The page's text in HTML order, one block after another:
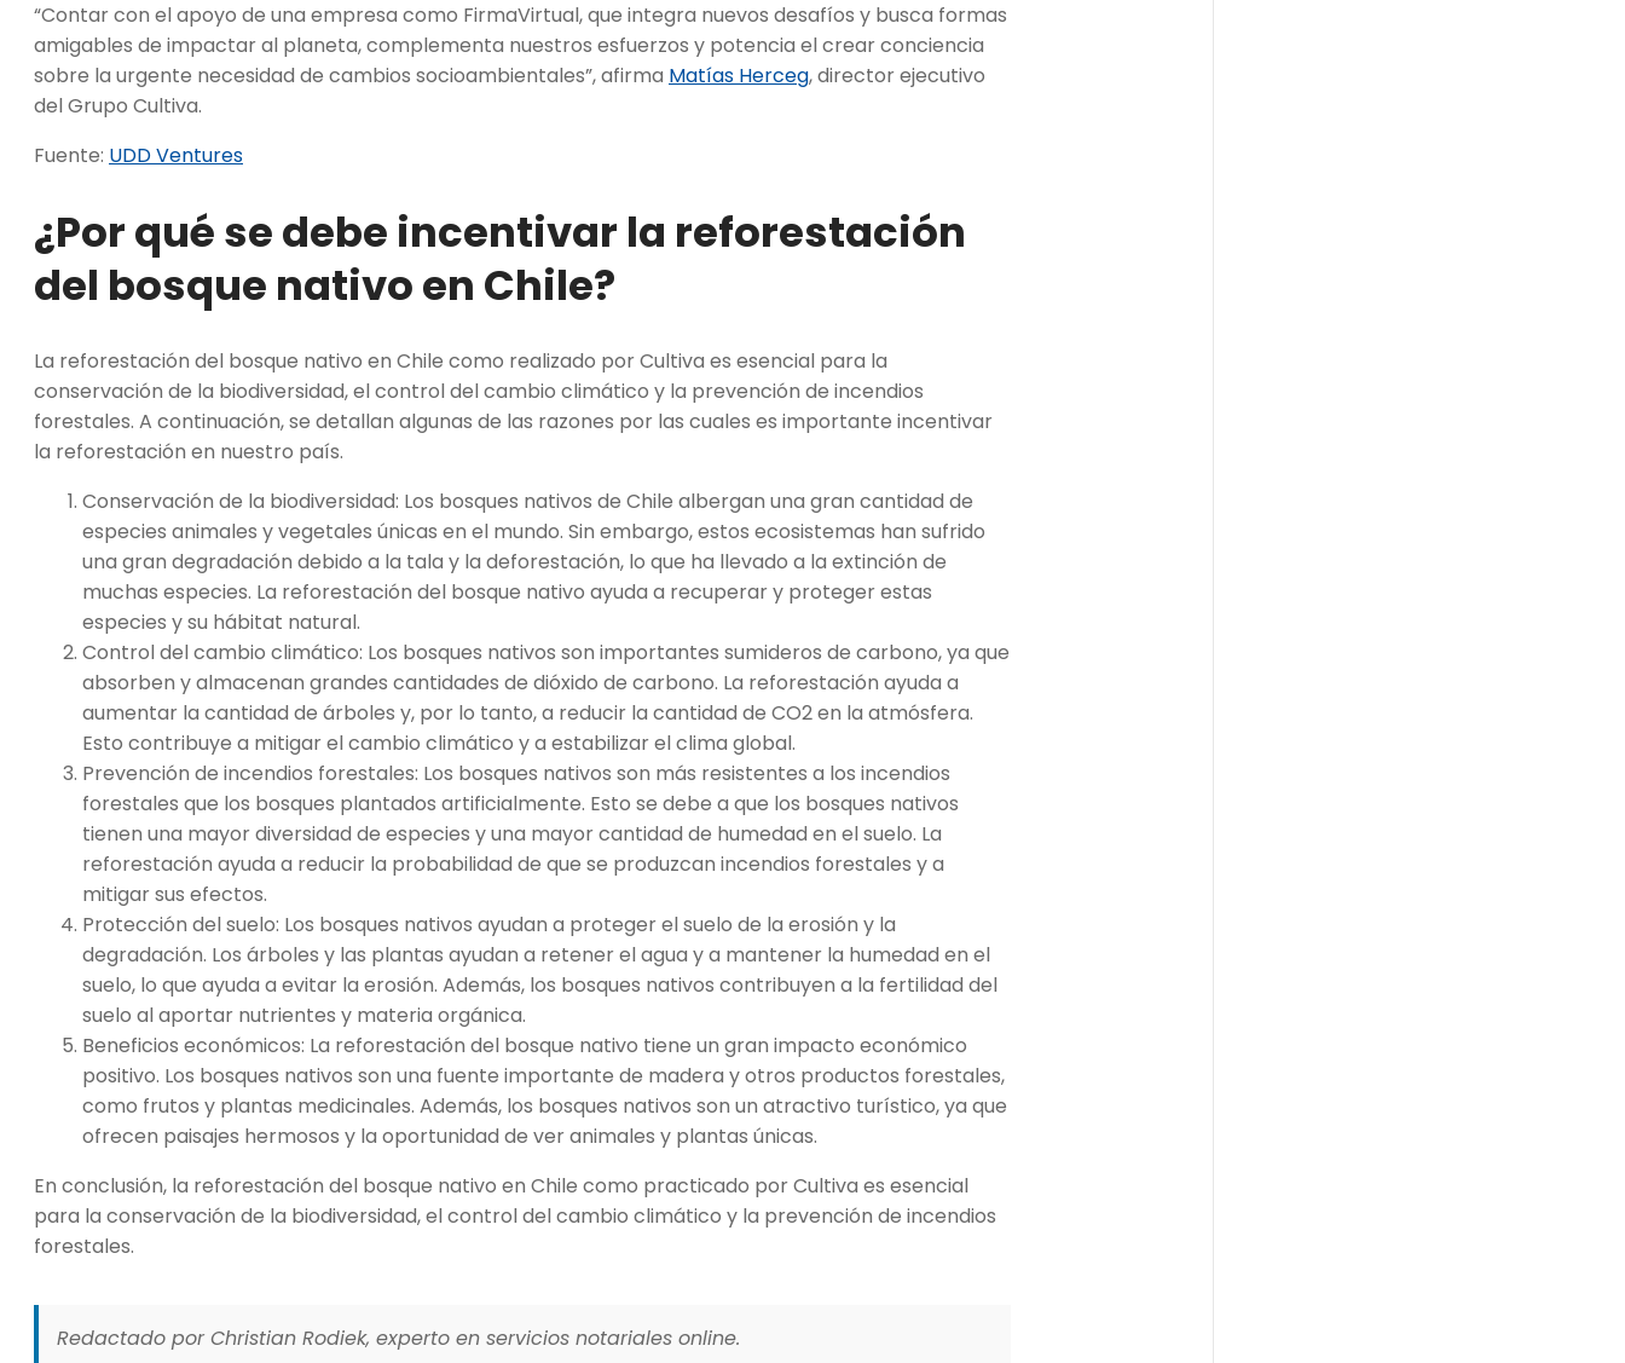
“Contar con el apoyo de una empresa como FirmaVirtual, que integra nuevos desafíos y busca formas
amigables de impactar al planeta, complementa nuestros esfuerzos y potencia el crear conciencia
sobre la urgente necesidad de cambios socioambientales”, afirma Matías Herceg, director ejecutivo
del Grupo Cultiva.
Fuente: UDD Ventures
¿Por qué se debe incentivar la reforestación
del bosque nativo en Chile?
La reforestación del bosque nativo en Chile como realizado por Cultiva es esencial para la
conservación de la biodiversidad, el control del cambio climático y la prevención de incendios
forestales. A continuación, se detallan algunas de las razones por las cuales es importante incentivar
la reforestación en nuestro país.
Conservación de la biodiversidad: Los bosques nativos de Chile albergan una gran cantidad de
especies animales y vegetales únicas en el mundo. Sin embargo, estos ecosistemas han sufrido
una gran degradación debido a la tala y la deforestación, lo que ha llevado a la extinción de
muchas especies. La reforestación del bosque nativo ayuda a recuperar y proteger estas
especies y su hábitat natural.
Control del cambio climático: Los bosques nativos son importantes sumideros de carbono, ya que
absorben y almacenan grandes cantidades de dióxido de carbono. La reforestación ayuda a
aumentar la cantidad de árboles y, por lo tanto, a reducir la cantidad de CO2 en la atmósfera.
Esto contribuye a mitigar el cambio climático y a estabilizar el clima global.
Prevención de incendios forestales: Los bosques nativos son más resistentes a los incendios
forestales que los bosques plantados artificialmente. Esto se debe a que los bosques nativos
tienen una mayor diversidad de especies y una mayor cantidad de humedad en el suelo. La
reforestación ayuda a reducir la probabilidad de que se produzcan incendios forestales y a
mitigar sus efectos.
Protección del suelo: Los bosques nativos ayudan a proteger el suelo de la erosión y la
degradación. Los árboles y las plantas ayudan a retener el agua y a mantener la humedad en el
suelo, lo que ayuda a evitar la erosión. Además, los bosques nativos contribuyen a la fertilidad del
suelo al aportar nutrientes y materia orgánica.
Beneficios económicos: La reforestación del bosque nativo tiene un gran impacto económico
positivo. Los bosques nativos son una fuente importante de madera y otros productos forestales,
como frutos y plantas medicinales. Además, los bosques nativos son un atractivo turístico, ya que
ofrecen paisajes hermosos y la oportunidad de ver animales y plantas únicas.
En conclusión, la reforestación del bosque nativo en Chile como practicado por Cultiva es esencial
para la conservación de la biodiversidad, el control del cambio climático y la prevención de incendios
forestales.
Redactado por Christian Rodiek, experto en servicios notariales online.